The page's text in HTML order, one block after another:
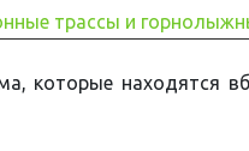
трассы и
которые находятся